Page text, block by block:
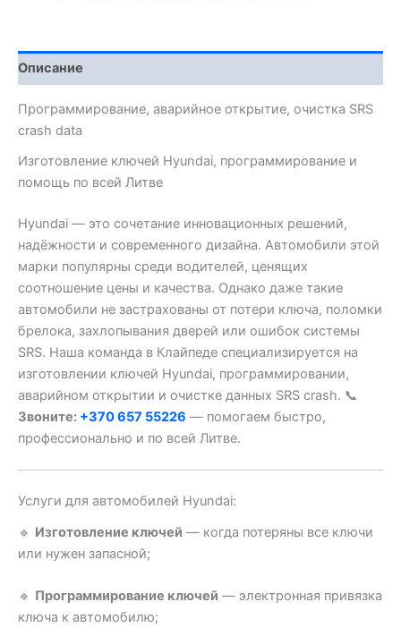
Описание
Программирование, аварийное открытие, очистка SRS
crash data
Изготовление ключей Hyundai, программирование и
помощь по всей Литве
Hyundai — это сочетание инновационных решений,
надёжности и современного дизайна. Автомобили этой
марки популярны среди водителей, ценящих
соотношение цены и качества. Однако даже такие
автомобили не застрахованы от потери ключа, поломки
брелока, захлопывания дверей или ошибок системы
SRS. Наша команда в Клайпеде специализируется на
изготовлении ключей Hyundai, программировании,
аварийном открытии и очистке данных SRS crash. 📞
Звоните: +370 657 55226 — помогаем быстро,
профессионально и по всей Литве.
Услуги для автомобилей Hyundai:
🔹 Изготовление ключей — когда потеряны все ключи
или нужен запасной;
🔹 Программирование ключей — электронная привязка
ключа к автомобилю;